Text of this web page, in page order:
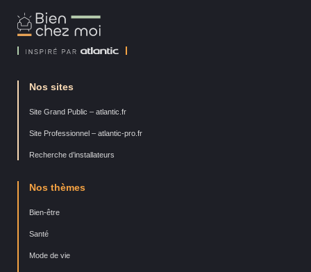
Bien
Chez
Nos sites
Site Grand Public – atlantic.fr
Site Professionnel – atlantic-pro.fr
Recherche d’installateurs
Nos thèmes
Bien-être
Santé
Mode de vie